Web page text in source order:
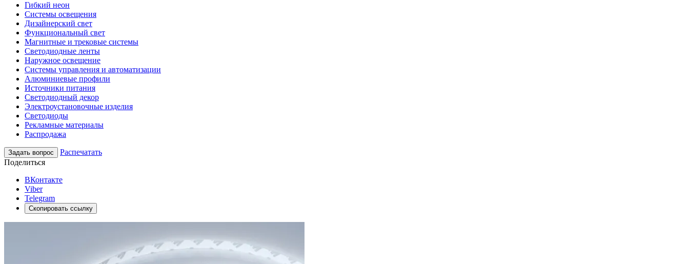
Гибкий неон
Системы освещения
Дизайнерский свет
Функциональный свет
Магнитные и трековые системы
Светодиодные ленты
Наружное освещение
Системы управления и автоматизации
Алюминиевые профили
Источники питания
Светодиодный декор
Электроустановочные изделия
Светодиоды
Рекламные материалы
Распродажа
Задать вопрос
Распечатать
Поделиться
ВКонтакте
Viber
Telegram
Скопировать ссылку